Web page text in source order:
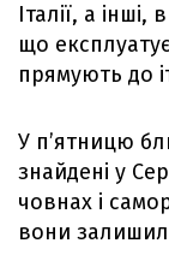
Італії, а
що
прямують до
У п’ятницю
знайдені у
човнах і
вони